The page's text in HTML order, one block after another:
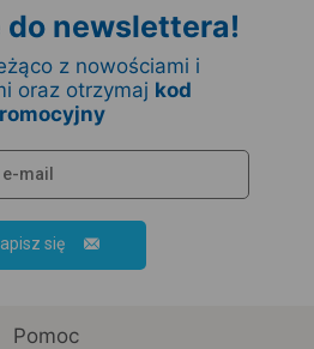
do newslettera!
z nowościami i
oraz otrzymaj kod
się
Pomoc